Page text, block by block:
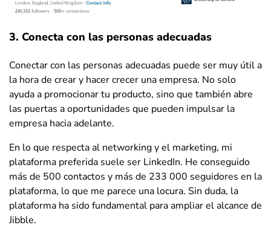
3. Conecta con las personas adecuadas
Conectar con las personas adecuadas puede ser muy útil a
la hora de crear y hacer crecer una empresa. No solo
ayuda a promocionar tu producto, sino que también abre
las puertas a oportunidades que pueden impulsar la
empresa hacia adelante.
En lo que respecta al networking y el marketing, mi
plataforma preferida suele ser LinkedIn. He conseguido
más de 500 contactos y más de 233 000 seguidores en la
plataforma, lo que me parece una locura. Sin duda, la
plataforma ha sido fundamental para ampliar el alcance de
Jibble.